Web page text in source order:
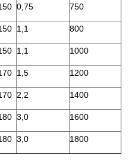
0,75 750
1,1 800
1,1 1000
1,5 1200
2,2 1400
3,0 1600
3,0 1800